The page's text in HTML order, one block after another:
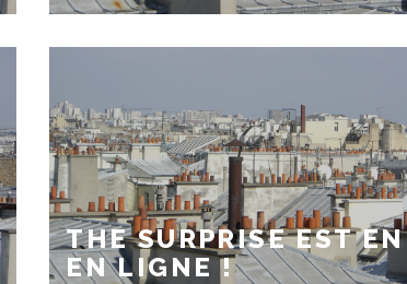
THE SURPRISE EST
EN LIGNE !